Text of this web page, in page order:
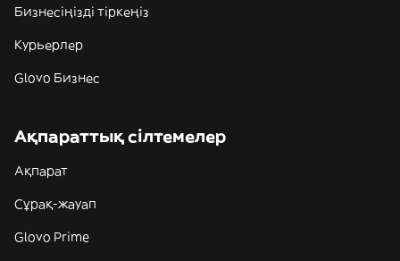
Бизнесіңізді тіркеңіз
Курьерлер
Glovo Бизнес
Ақпараттық сілтемелер
Ақпарат
Сұрақ-жауап
Glovo Prime